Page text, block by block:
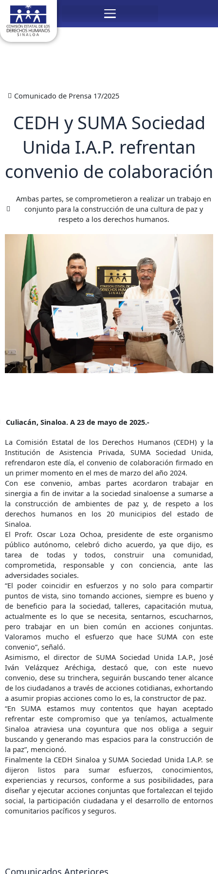
Menú
contenido
Comunicado de Prensa 17/2025
CEDH y SUMA Sociedad
Unida I.A.P. refrentan
convenio de colaboración
Ambas partes, se comprometieron a realizar un trabajo en
conjunto para la construcción de una cultura de paz y
respeto a los derechos humanos.
Culiacán, Sinaloa. A 23 de mayo de 2025.-
La Comisión Estatal de los Derechos Humanos (CEDH) y la
Institución de Asistencia Privada, SUMA Sociedad Unida,
refrendaron este día, el convenio de colaboración firmado en
un primer momento en el mes de marzo del año 2024.
Con ese convenio, ambas partes acordaron trabajar en
sinergia a fin de invitar a la sociedad sinaloense a sumarse a
la construcción de ambientes de paz y, de respeto a los
derechos humanos en los 20 municipios del estado de
Sinaloa.
El Profr. Oscar Loza Ochoa, presidente de este organismo
público autónomo, celebró dicho acuerdo, ya que dijo, es
tarea de todas y todos, construir una comunidad,
comprometida, responsable y con conciencia, ante las
adversidades sociales.
“El poder coincidir en esfuerzos y no solo para compartir
puntos de vista, sino tomando acciones, siempre es bueno y
de beneficio para la sociedad, talleres, capacitación mutua,
actualmente es lo que se necesita, sentarnos, escucharnos,
pero trabajar en un bien común en acciones conjuntas.
Valoramos mucho el esfuerzo que hace SUMA con este
convenio”, señaló.
Asimismo, el director de SUMA Sociedad Unida I.A.P., José
Iván Velázquez Aréchiga, destacó que, con este nuevo
convenio, dese su trinchera, seguirán buscando tener alcance
de los ciudadanos a través de acciones cotidianas, exhortando
a asumir propias acciones como lo es, la constructor de paz.
“En SUMA estamos muy contentos que hayan aceptado
refrentar este compromiso que ya teníamos, actualmente
Sinaloa atraviesa una coyuntura que nos obliga a seguir
buscando y generando mas espacios para la construcción de
la paz”, mencionó.
Finalmente la CEDH Sinaloa y SUMA Sociedad Unida I.A.P. se
dijeron listos para sumar esfuerzos, conocimientos,
experiencias y recursos, conforme a sus posibilidades, para
diseñar y ejecutar acciones conjuntas que fortalezcan el tejido
social, la participación ciudadana y el desarrollo de entornos
comunitarios pacíficos y seguros.